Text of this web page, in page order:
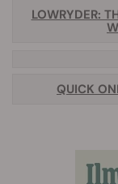
LOWRYDER:
QUICK